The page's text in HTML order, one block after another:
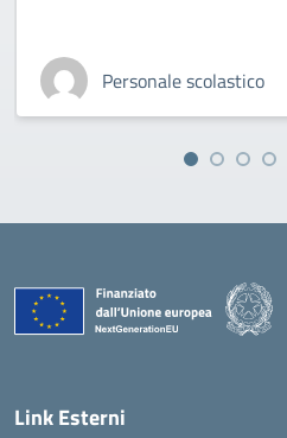
Personale scolastico
Link Esterni